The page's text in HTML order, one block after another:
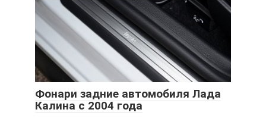
Фонари задние автомобиля Лада
Калина с 2004 года